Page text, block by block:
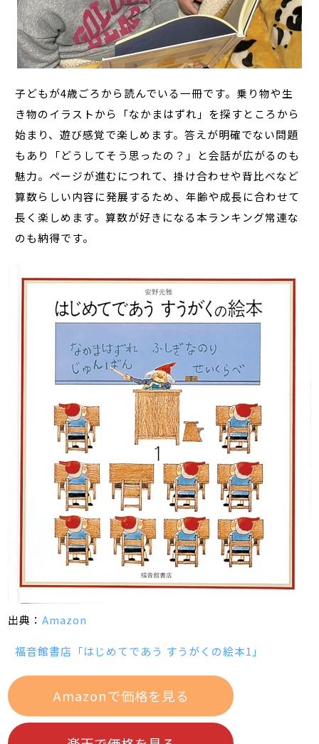
子どもが4歳ごろから読んでいる一冊です。乗り物や生
き物のイラストから「なかまはずれ」を探すところから
始まり、遊び感覚で楽しめます。答えが明確でない問題
もあり「どうしてそう思ったの？」と会話が広がるのも
魅力。ページが進むにつれて、掛け合わせや背比べなど
算数らしい内容に発展するため、年齢や成長に合わせて
長く楽しめます。算数が好きになる本ランキング常連な
のも納得です。
出典：Amazon
福音館書店「はじめてであう すうがくの絵本1」
Amazonで価格を見る